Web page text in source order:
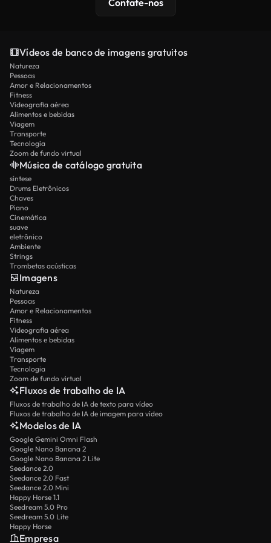
Contate-nos
Vídeos de banco de imagens gratuitos
Natureza
Pessoas
Amor e Relacionamentos
Fitness
Videografia aérea
Alimentos e bebidas
Viagem
Transporte
Tecnologia
Zoom de fundo virtual
Música de catálogo gratuita
síntese
Drums Eletrônicos
Chaves
Piano
Cinemática
suave
eletrônico
Ambiente
Strings
Trombetas acústicas
Imagens
Natureza
Pessoas
Amor e Relacionamentos
Fitness
Videografia aérea
Alimentos e bebidas
Viagem
Transporte
Tecnologia
Zoom de fundo virtual
Fluxos de trabalho de IA
Fluxos de trabalho de IA de texto para vídeo
Fluxos de trabalho de IA de imagem para vídeo
Modelos de IA
Google Gemini Omni Flash
Google Nano Banana 2
Google Nano Banana 2 Lite
Seedance 2.0
Seedance 2.0 Fast
Seedance 2.0 Mini
Happy Horse 1.1
Seedream 5.0 Pro
Seedream 5.0 Lite
Happy Horse
Empresa